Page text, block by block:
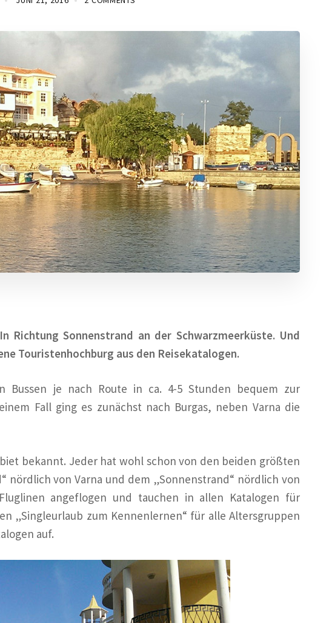
Sonnenstrand an der Schwarzmeerküste. Und
Touristenhochburg aus den Reisekatalogen.
Bussen je nach Route in ca. 4-5 Stunden bequem zur
Fall ging es zunächst nach Burgas, neben Varna die
bekannt. Jeder hat wohl schon von den beiden größten
nördlich von Varna und dem „Sonnenstrand“ nördlich von
angeflogen und tauchen in allen Katalogen für
„Singleurlaub zum Kennenlernen“ für alle Altersgruppen
auf.